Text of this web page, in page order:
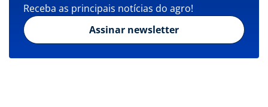
Receba as principais notícias do agro!
Assinar newsletter